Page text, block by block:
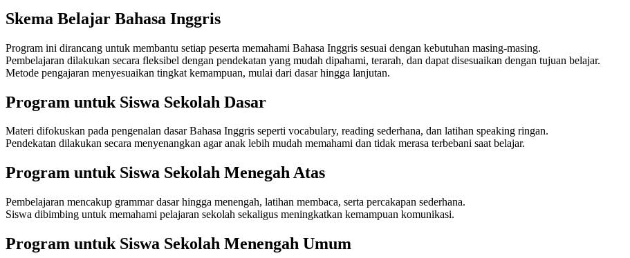
Skema Belajar Bahasa Inggris
Program ini dirancang untuk membantu setiap peserta memahami Bahasa Inggris sesuai dengan kebutuhan masing-masing.
Pembelajaran dilakukan secara fleksibel dengan pendekatan yang mudah dipahami, terarah, dan dapat disesuaikan dengan tujuan belajar.
Metode pengajaran menyesuaikan tingkat kemampuan, mulai dari dasar hingga lanjutan.
Program untuk Siswa Sekolah Dasar
Materi difokuskan pada pengenalan dasar Bahasa Inggris seperti vocabulary, reading sederhana, dan latihan speaking ringan.
Pendekatan dilakukan secara menyenangkan agar anak lebih mudah memahami dan tidak merasa terbebani saat belajar.
Program untuk Siswa Sekolah Menegah Atas
Pembelajaran mencakup grammar dasar hingga menengah, latihan membaca, serta percakapan sederhana.
Siswa dibimbing untuk memahami pelajaran sekolah sekaligus meningkatkan kemampuan komunikasi.
Program untuk Siswa Sekolah Menengah Umum